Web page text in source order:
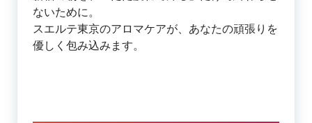
ないために。
スエルテ東京のアロマケアが、あなたの頑張りを
優しく包み込みます。